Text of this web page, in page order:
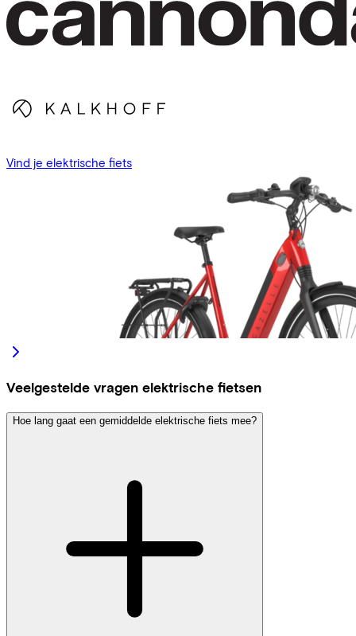
Vind je elektrische fiets
Veelgestelde vragen elektrische fietsen
Hoe lang gaat een gemiddelde elektrische fiets mee?